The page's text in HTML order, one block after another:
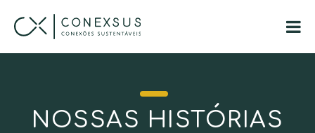
NOSSAS HISTÓRIAS